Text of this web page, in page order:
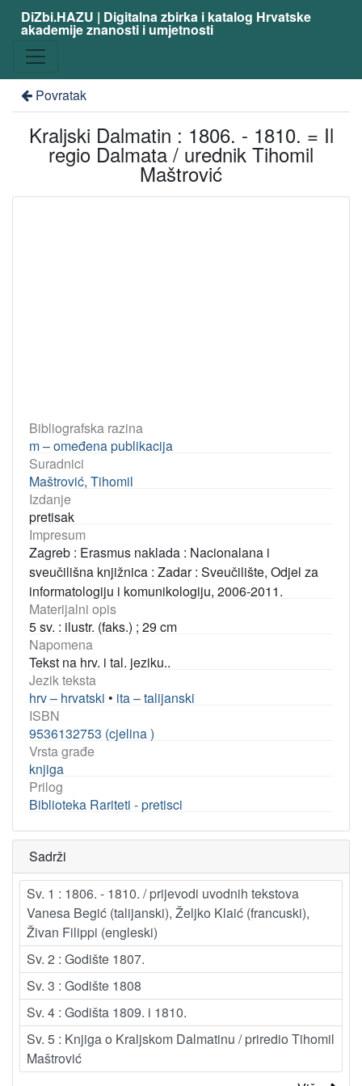
DiZbi.HAZU | Digitalna zbirka i katalog Hrvatske
akademije znanosti i umjetnosti
Povratak
Kraljski Dalmatin : 1806. - 1810. = Il
regio Dalmata / urednik Tihomil
Maštrović
Bibliografska razina
m – omeđena publikacija
Suradnici
Maštrović, Tihomil
Izdanje
pretisak
Impresum
Zagreb : Erasmus naklada : Nacionalana i
sveučilišna knjižnica : Zadar : Sveučilište, Odjel za
informatologiju i komunikologiju, 2006-2011.
Materijalni opis
5 sv. : ilustr. (faks.) ; 29 cm
Napomena
Tekst na hrv. i tal. jeziku..
Jezik teksta
hrv – hrvatski • ita – talijanski
ISBN
9536132753 (cjelina )
Vrsta građe
knjiga
Prilog
Biblioteka Rariteti - pretisci
Sadrži
Sv. 1 : 1806. - 1810. / prijevodi uvodnih tekstova
Vanesa Begić (talijanski), Željko Klaić (francuski),
Živan Filippi (engleski)
Sv. 2 : Godište 1807.
Sv. 3 : Godište 1808
Sv. 4 : Godišta 1809. i 1810.
Sv. 5 : Knjiga o Kraljskom Dalmatinu / priredio Tihomil
Maštrović